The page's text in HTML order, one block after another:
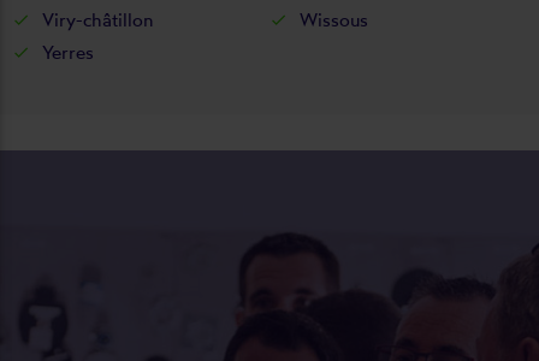
Viry-châtillon
Wissous
Yerres